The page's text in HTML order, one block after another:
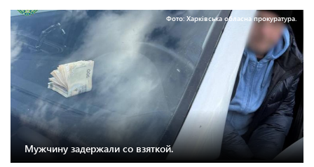
Фото: Харківська обласна прокуратура.
Мужчину задержали со взяткой.